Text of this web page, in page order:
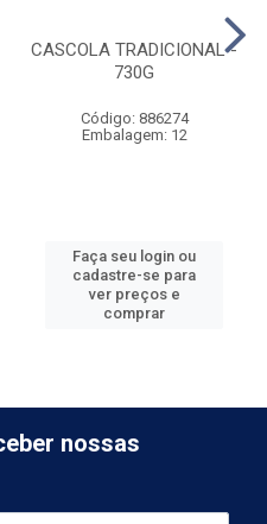
CASCOLA TRADICIONAL -
730G
Código: 886274
Embalagem: 12
Faça seu login ou
cadastre-se para
ver preços e
comprar
nossas